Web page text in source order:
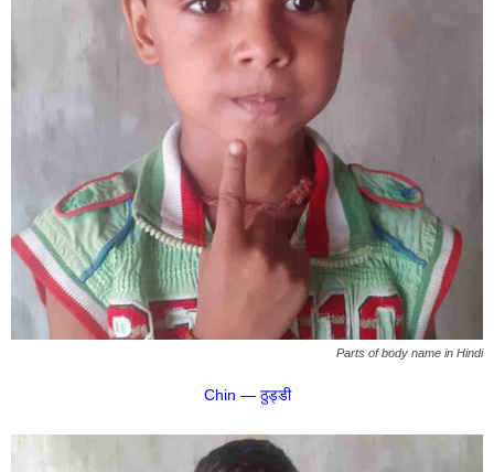
Parts of body name in Hindi
Chin — ठुड्डी